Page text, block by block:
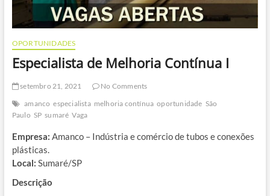
OPORTUNIDADES
Especialista de Melhoria Contínua I
setembro 21, 2021
No Comments
amanco especialista melhoria contínua oportunidade São
Paulo SP sumaré Vaga
Empresa: Amanco – Indústria e comércio de tubos e conexões
plásticas.
Local: Sumaré/SP
Descrição